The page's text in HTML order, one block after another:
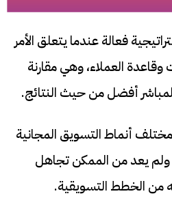
فعالة عندما يتعلق الأمر
العملاء، وهي مقارنة
أفضل من حيث النتائج.
أنماط التسويق المجانية
يعد من الممكن تجاهل
من الخطط التسويقية.